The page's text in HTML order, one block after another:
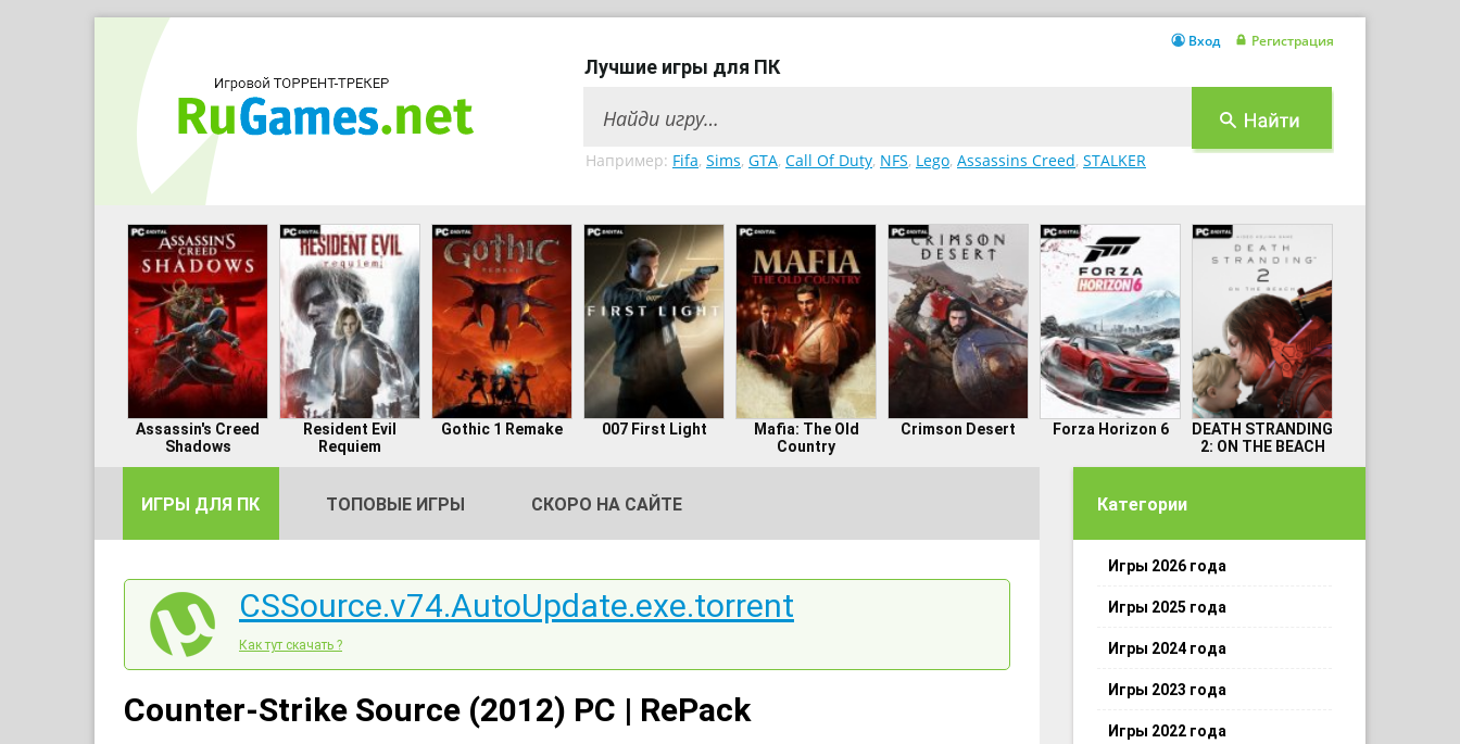
Лучшие игры для ПК
Например: Fifa, Sims, GTA, Call Of Duty, NFS, Lego, Assassins Creed, STALKER
Вход Регистрация
Assassin's Creed
Shadows
Resident Evil
Requiem
Gothic 1 Remake 007 First Light
Mafia: The Old
Country
Crimson Desert Forza Horizon 6
DEATH STRANDING
2: ON THE BEACH
ИГРЫ ДЛЯ ПК ТОПОВЫЕ ИГРЫ СКОРО НА САЙТЕ
CSSource.v74.AutoUpdate.exe.torrent
Как тут скачать ?
Counter-Strike Source (2012) PC | RePack
Категории
Игры 2026 года
Игры 2025 года
Игры 2024 года
Игры 2023 года
Игры 2022 года